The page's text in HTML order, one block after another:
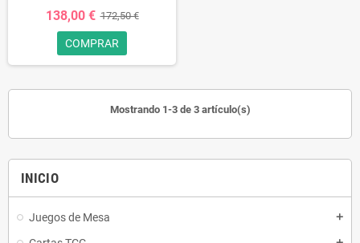
INICIO
Juegos de Mesa add
138,00 € 172,50 €
COMPRAR
Mostrando 1-3 de 3 artículo(s)